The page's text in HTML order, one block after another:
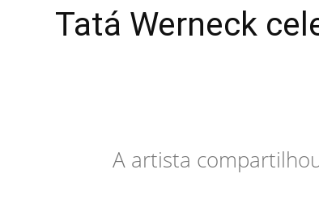
Tatá Werneck
A artista